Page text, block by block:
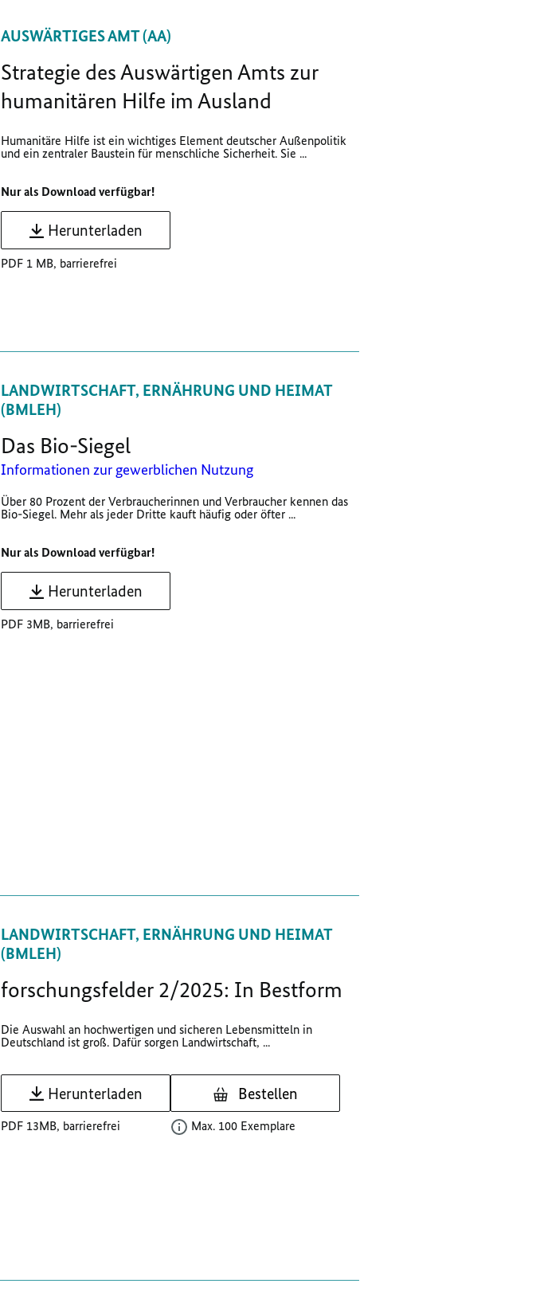
AUSWÄRTIGES AMT (AA)
Strategie des Auswärtigen Amts zur
humanitären Hilfe im Ausland
Humanitäre Hilfe ist ein wichtiges Element deutscher Außenpolitik
und ein zentraler Baustein für menschliche Sicherheit. Sie ...
Nur als Download verfügbar!
Herunterladen
PDF 1 MB, barrierefrei
LANDWIRTSCHAFT, ERNÄHRUNG UND HEIMAT
(BMLEH)
Das Bio-Siegel
Informationen zur gewerblichen Nutzung
Über 80 Prozent der Verbraucherinnen und Verbraucher kennen das
Bio-Siegel. Mehr als jeder Dritte kauft häufig oder öfter ...
Nur als Download verfügbar!
Herunterladen
PDF 3MB, barrierefrei
LANDWIRTSCHAFT, ERNÄHRUNG UND HEIMAT
(BMLEH)
forschungsfelder 2/2025: In Bestform
Die Auswahl an hochwertigen und sicheren Lebensmitteln in
Deutschland ist groß. Dafür sorgen Landwirtschaft, ...
Herunterladen
PDF 13MB, barrierefrei
Bestellen
Max. 100 Exemplare